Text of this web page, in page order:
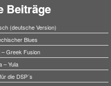
Beiträge
(deutsche Version)
Blues
– Greek Fusion
– Yula
die DSP´s